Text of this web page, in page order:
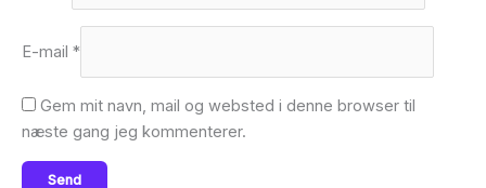
E-mail *
Gem mit navn, mail og websted i denne browser til
næste gang jeg kommenterer.